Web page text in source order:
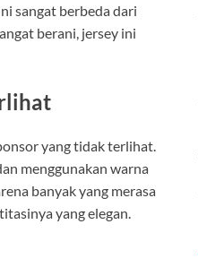
sangat berbeda dari
berani, jersey ini
yang tidak terlihat.
menggunakan warna
banyak yang merasa
yang elegan.